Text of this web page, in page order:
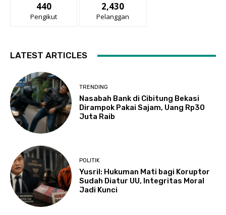
440
Pengikut
2,430
Pelanggan
LATEST ARTICLES
TRENDING
Nasabah Bank di Cibitung Bekasi
Dirampok Pakai Sajam, Uang Rp30
Juta Raib
POLITIK
Yusril: Hukuman Mati bagi Koruptor
Sudah Diatur UU, Integritas Moral
Jadi Kunci